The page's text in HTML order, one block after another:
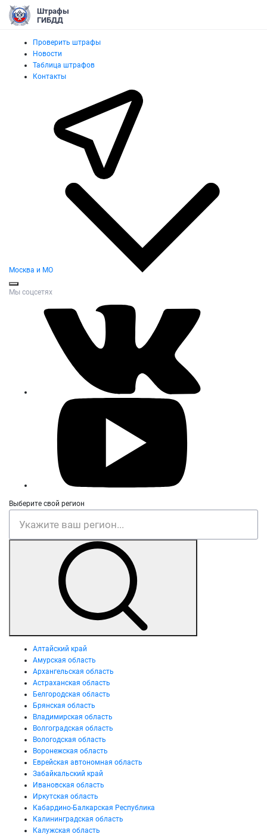
Штрафы
ГИБДД
Проверить штрафы
Новости
Таблица штрафов
Контакты
Москва и МО
Мы соцсетях
Выберите свой регион
Алтайский край
Амурская область
Архангельская область
Астраханская область
Белгородская область
Брянская область
Владимирская область
Волгоградская область
Вологодская область
Воронежская область
Еврейская автономная область
Забайкальский край
Ивановская область
Иркутская область
Кабардино-Балкарская Республика
Калининградская область
Калужская область